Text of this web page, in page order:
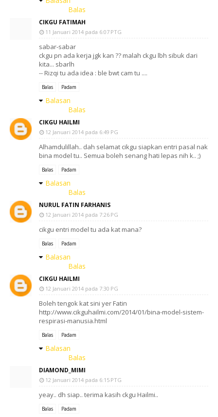
Balas
CIKGU FATIMAH
11 Januari 2014 pada 6:07 PTG
sabar-sabar
ckgu pn ada kerja jgk kan ?? malah ckgu lbh sibuk dari
kita... sbarlh
-- Rizqi tu ada idea : ble bwt cam tu ....
Balas Padam
Balasan
Balas
CIKGU HAILMI
12 Januari 2014 pada 6:49 PG
Alhamdulillah.. dah selamat cikgu siapkan entri pasal nak
bina model tu.. Semua boleh senang hati lepas nih k.. ;)
Balas Padam
Balasan
Balas
NURUL FATIN FARHANIS
12 Januari 2014 pada 7:26 PG
cikgu entri model tu ada kat mana?
Balas Padam
Balasan
Balas
CIKGU HAILMI
12 Januari 2014 pada 7:30 PG
Boleh tengok kat sini yer Fatin
http://www.cikguhailmi.com/2014/01/bina-model-sistem-
respirasi-manusia.html
Balas Padam
Balasan
Balas
DIAMOND_MIMI
12 Januari 2014 pada 6:15 PTG
yeay.. dh siap.. terima kasih ckgu Hailmi..
Balas Padam